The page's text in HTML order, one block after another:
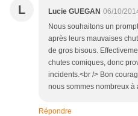
L Lucie GUEGAN 06/10/
Nous souhaitons un
après leurs mauvaises
de gros bisous.
chutes comiques, donc
incidents.<br /> Bon
nous sommes nombreux à
Répondre